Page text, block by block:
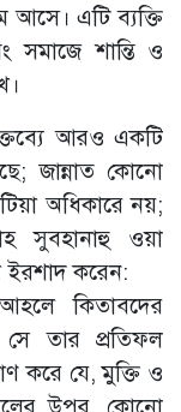
আসে। এটি ব্যক্তি
সমাজে শান্তি ও
আরও একটি
জান্নাত কোনো
অধিকারে নয়;
সুবহানাহু ওয়া
ইরশাদ করেন:
কিতাবদের
তার প্রতিফল
করে যে, মুক্তি ও